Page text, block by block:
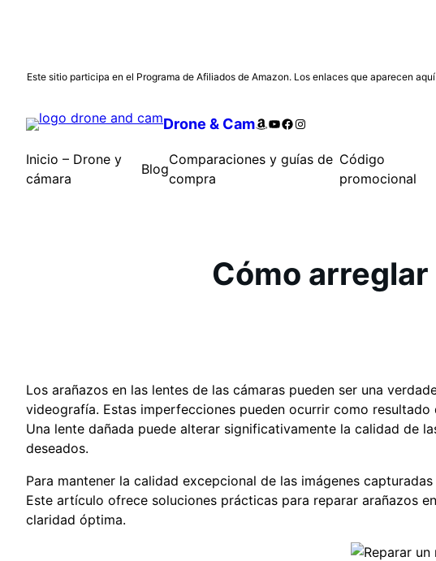
Saltar
contenido
Este sitio participa en el Programa de Afiliados de Amazon. Los enlaces que aparecen
Drone & CamAmazon
YouTube
Facebook
Instagram
Inicio – Drone y
cámara
Blog
Comparaciones y guías de
compra
Código
promocional
Cómo
Los arañazos en las lentes de las cámaras pueden ser una
videografía. Estas imperfecciones pueden ocurrir como
Una lente dañada puede alterar significativamente la calidad de
deseados.
Para mantener la calidad excepcional de las imágenes capturadas
Este artículo ofrece soluciones prácticas para reparar arañazos
claridad óptima.